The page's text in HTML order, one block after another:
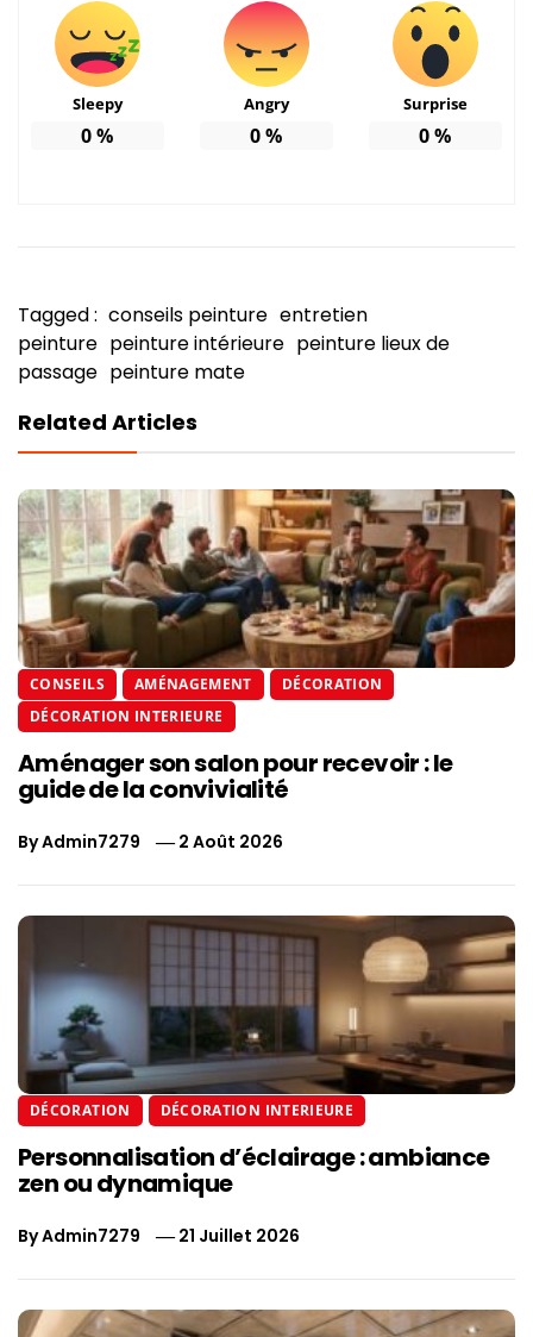
Sleepy
0%
Angry
0%
Surprise
0%
Tagged : conseils peinture entretien
peinture peinture intérieure peinture lieux de
passage peinture mate
Related Articles
CONSEILS AMÉNAGEMENT
DÉCORATION
DÉCORATION INTERIEURE
Aménager son salon pour recevoir : le
guide de la convivialité
ByAdmin7279 2 Août 2026
DÉCORATION DÉCORATION INTERIEURE
Personnalisation d’éclairage : ambiance
zen ou dynamique
ByAdmin7279 21 Juillet 2026